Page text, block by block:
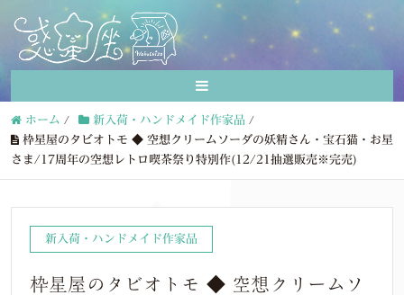
ホーム / 新入荷・ハンドメイド作家品 /
枠星屋のタビオトモ ◆ 空想クリームソーダの妖精さん・宝石猫・お星
さま/17周年の空想レトロ喫茶祭り特別作(12/21抽選販売※完売)
新入荷・ハンドメイド作家品
枠星屋のタビオトモ ◆ 空想クリームソ